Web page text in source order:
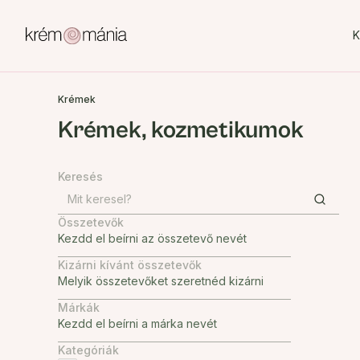
Krémek
Krémek, kozmetikumok
Keresés
Összetevők
Kizárni kívánt összetevők
Márkák
Kategóriák